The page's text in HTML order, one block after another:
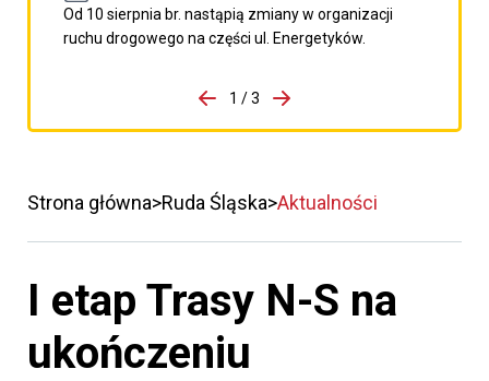
Od 10 sierpnia br. nastąpią zmiany w organizacji
ruchu drogowego na części ul. Energetyków.
porzpedniego komunikatu
1 / 3
Przejdź do następnego
Strona główna Ruda Śląska Aktualności
I etap Trasy N-S na
ukończeniu